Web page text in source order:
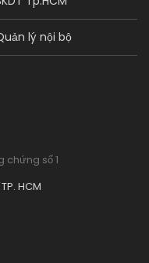
lý nội bộ
chứng số 1
HCM